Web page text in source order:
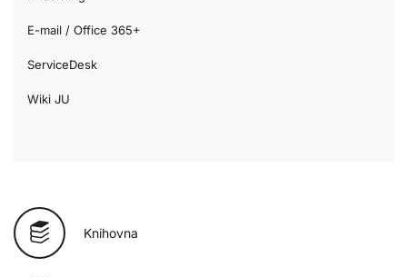
E-mail / Office 365+
ServiceDesk
Wiki JU
Knihovna